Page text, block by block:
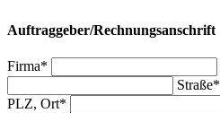
Auftraggeber/Rechnungsanschrift
Firma*
Straße*
PLZ, Ort*